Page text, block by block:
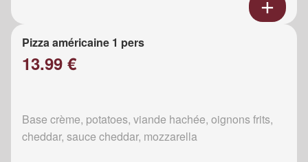
Pizza américaine 1 pers
13.99 €
Base crème, potatoes, viande hachée, oignons frits,
cheddar, sauce cheddar, mozzarella